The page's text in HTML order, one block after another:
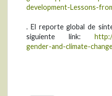
development-Lessons-
. El reporte global de
siguiente link:
gender-and-climate-